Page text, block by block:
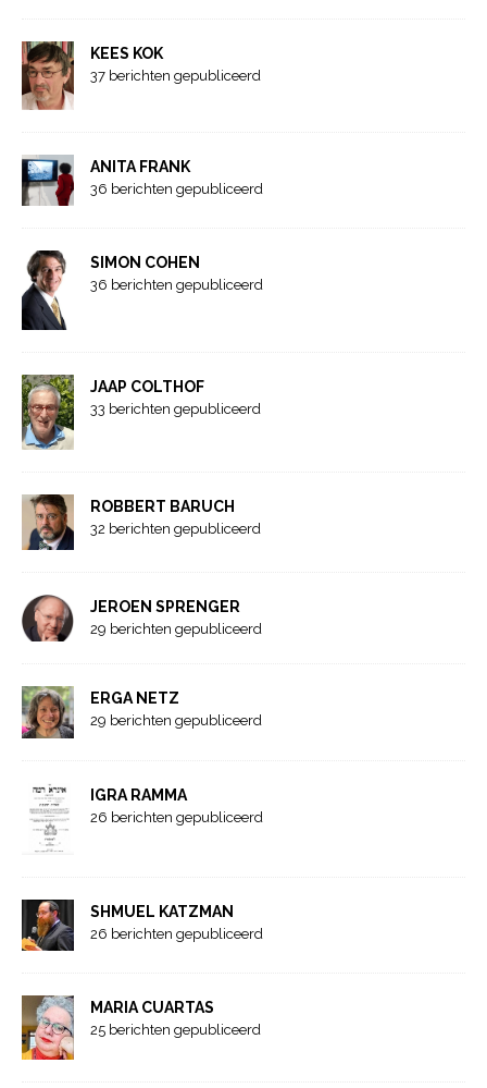
KEES KOK
37 berichten gepubliceerd
ANITA FRANK
36 berichten gepubliceerd
SIMON COHEN
36 berichten gepubliceerd
JAAP COLTHOF
33 berichten gepubliceerd
ROBBERT BARUCH
32 berichten gepubliceerd
JEROEN SPRENGER
29 berichten gepubliceerd
ERGA NETZ
29 berichten gepubliceerd
IGRA RAMMA
26 berichten gepubliceerd
SHMUEL KATZMAN
26 berichten gepubliceerd
MARIA CUARTAS
25 berichten gepubliceerd